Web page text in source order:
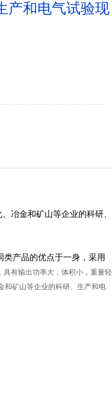
产和电气试验现
冶金和矿山等企业的科研、
产品的优点于一身，采用
有输出功率大，体积小，重量轻
和矿山等企业的科研、生产和电